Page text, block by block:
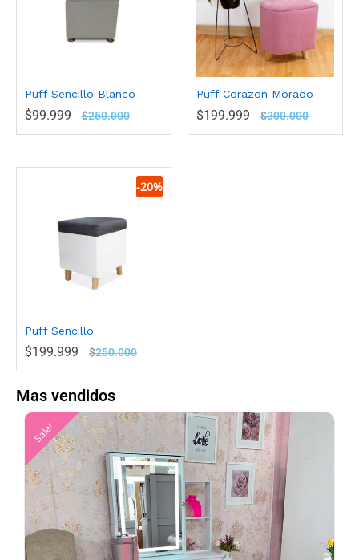
Puff Sencillo Blanco
$99.999 $250.000
Puff Corazon Morado
$199.999 $300.000
-20%
Puff Sencillo
$199.999 $250.000
Mas vendidos
Sale!